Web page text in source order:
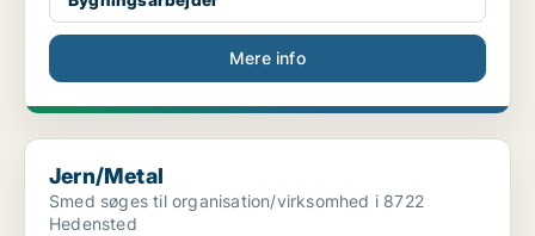
Mere info
Jern/Metal
Jern/Metal
Smed søges til organisation/virksomhed i 8722
Hedensted